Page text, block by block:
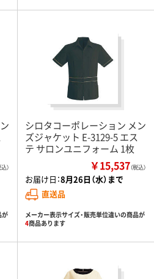
込）
が
シロタコーポレーション メン
ズジャケット E-3129-5 エス
テ サロンユニフォーム 1枚
￥15,537（税込）
お届け日：8月26日（水）まで
直送品
メーカー表示サイズ・販売単位違いの商品が
4商品あります